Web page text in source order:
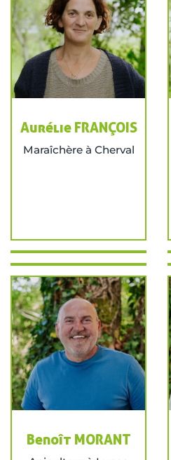
Aurélie FRANÇOIS
Maraîchère à Cherval
Benoît MORANT